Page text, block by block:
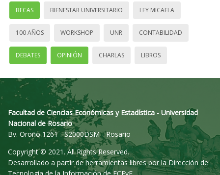
BECAS BIENESTAR UNIVERSITARIO LEY MICAELA
100 AÑOS WORKSHOP UNR CONTABILIDAD
DEBATES OPINIÓN CHARLAS LIBROS
Facultad de Ciencias Económicas y Estadística - Universidad
Nacional de Rosario
Bv. Oroño 1261 - S2000DSM - Rosario
Copyright © 2021. All Rights Reserved.
Desarrollado a partir de herramientas libres por la Dirección de